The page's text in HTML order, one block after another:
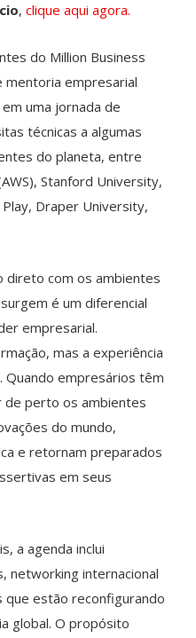
, clique aqui agora.
do Million Business
mentoria empresarial
em uma jornada de
técnicas a algumas
do planeta, entre
Stanford University,
Draper University,
direto com os ambientes
é um diferencial
empresarial.
mas a experiência
Quando empresários têm
de perto os ambientes
do mundo,
e retornam preparados
em seus
a agenda inclui
networking internacional
estão reconfigurando
global. O propósito